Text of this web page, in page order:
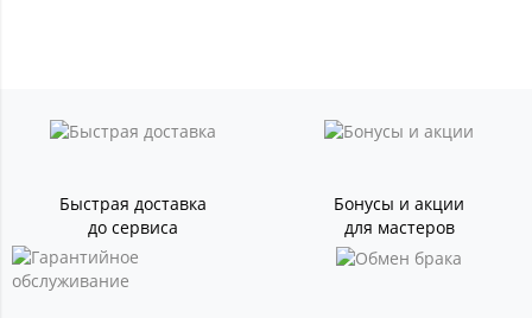
Быстрая доставка
до сервиса
Бонусы и акции
для мастеров